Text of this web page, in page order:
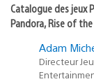
Catalogue des jeux
Pandora, Rise of
Adam
Directeur